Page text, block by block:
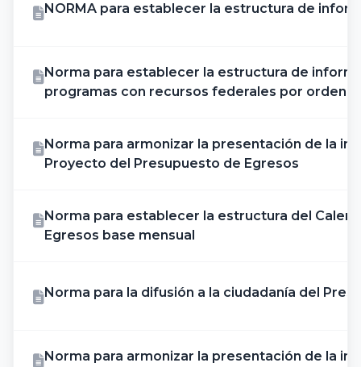
NORMA para establecer la estructura de
Norma para establecer la estructura de
programas con recursos federales por orden
Norma para armonizar la presentación de la
Proyecto del Presupuesto de Egresos
Norma para establecer la estructura del
Egresos base mensual
Norma para la difusión a la ciudadanía del
Norma para armonizar la presentación de la